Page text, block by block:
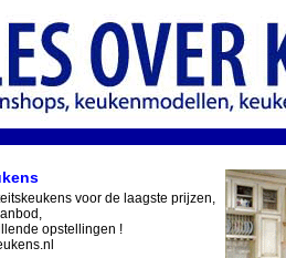
voor de laagste prijzen,
opstellingen !